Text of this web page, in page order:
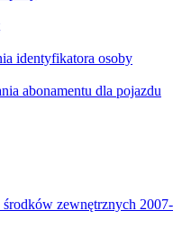
identyfikatora osoby
abonamentu dla pojazdu
zewnętrznych 2007-